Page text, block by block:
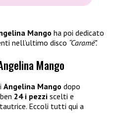
Mango ha poi dedicato
nell’ultimo disco “Caramé”.
Mango
Angelina Mango dopo
24 i pezzi scelti e
Eccoli tutti qui a